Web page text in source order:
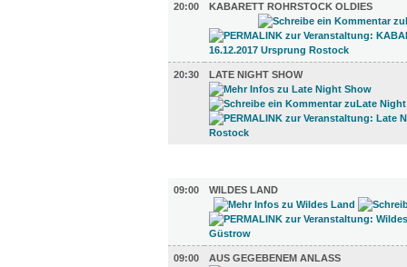
20:00 KABARETT ROHRSTOCK OLDIES
20:30 LATE NIGHT SHOW
09:00
WILDES LAND
09:00 AUS GEGEBENEM ANLASS